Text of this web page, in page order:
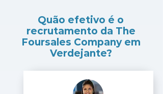
Quão efetivo é o
recrutamento da The
Foursales Company em
Verdejante?